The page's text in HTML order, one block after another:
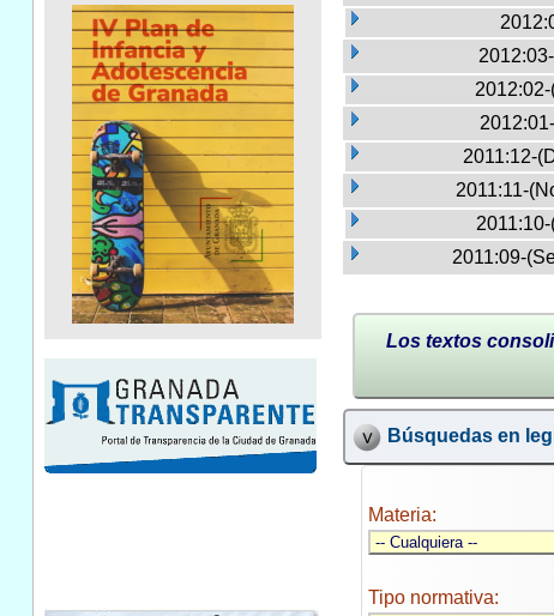
2011:12-
2011:11-
2011:09-
Los textos
Búsquedas en
Materia:
Tipo normativa: